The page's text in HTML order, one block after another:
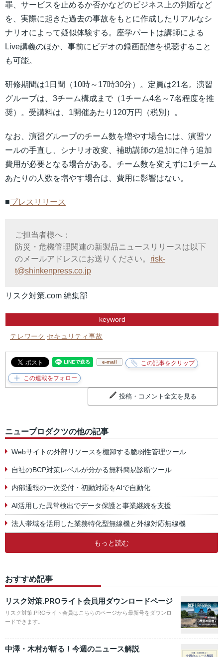
罪、サービスを止めるか否かなどのビジネス上の判断など
を、実際に起きた過去の事故をもとに作成したリアルなシ
ナリオによって疑似体験する。座学パートは講師による
Live講義のほか、事前にビデオの録画配信を視聴すること
も可能。
研修期間は1日間（10時～17時30分）。定員は21名。演習
グループは、3チーム構成まで（1チーム4名～7名程度を推
奨）。受講料は、1開催あたり120万円（税別）。
なお、演習グループのチーム数を増やす場合には、演習ツ
ールの手直し、シナリオ改変、補助講師の追加に伴う追加
費用が必要となる場合がある。チーム数を変えずに1チーム
あたりの人数を増やす場合は、費用に影響はない。
■プレスリリース
ご担当者様へ：
防災・危機管理関連の新製品ニュースリリースは以下
のメールアドレスにお送りください。 risk-
t@shinkenpress.co.jp
リスク対策.com 編集部
keyword
テレワーク セキュリティ事故
e-mail
投稿・コメント全文を見る
ニュープロダクツの他の記事
Webサイトの外部リソースを棚卸する脆弱性管理ツール
自社のBCP対策レベルが分かる無料簡易診断ツール
内部通報の一次受付・初動対応をAIで自動化
AI活用した異常検出でデータ保護と事業継続を支援
法人帯域を活用した業務特化型無線機と外線対応無線機
もっと読む
おすすめ記事
リスク対策.PROライト会員用ダウンロードページ
リスク対策.PROライト会員はこちらのページから最新号をダウンロ
ードできます。
中澤・木村が斬る！今週のニュース解説